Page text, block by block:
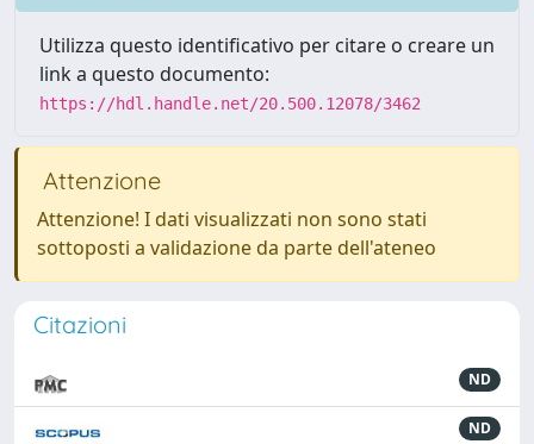
Utilizza questo identificativo per citare o creare un
link a questo documento:
https://hdl.handle.net/20.500.12078/3462
Attenzione
Attenzione! I dati visualizzati non sono stati
sottoposti a validazione da parte dell'ateneo
Citazioni
ND
ND